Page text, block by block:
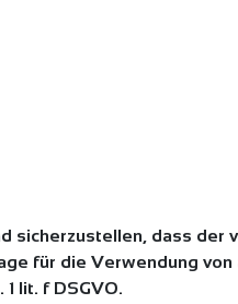
dass der
für die Verwendung
lit. f DSGVO.